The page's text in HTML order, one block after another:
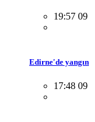
19:57 09
Edirne'de yangın
17:48 09